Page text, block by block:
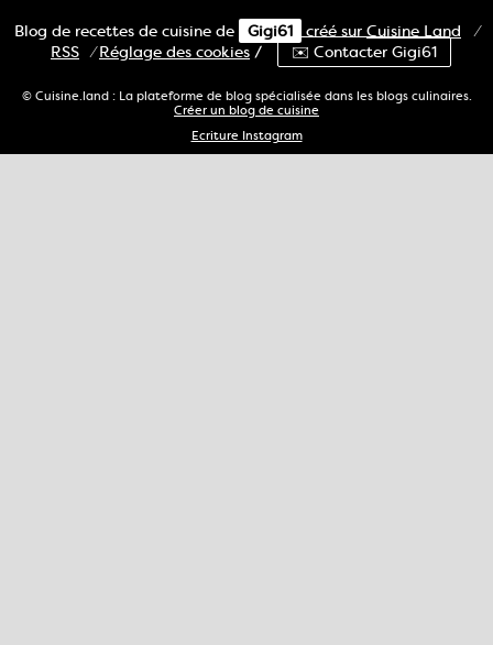
Blog de recettes de cuisine de Gigi61 créé sur Cuisine Land
⁄
RSS ⁄Réglage des cookies / ✉️ Contacter Gigi61
© Cuisine.land : La plateforme de blog spécialisée dans les blogs culinaires.
Créer un blog de cuisine
Ecriture Instagram